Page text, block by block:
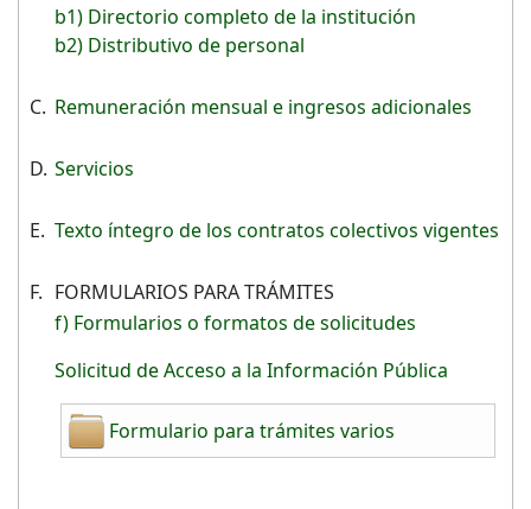
b1) Directorio completo de la institución
b2) Distributivo de personal
C. Remuneración mensual e ingresos adicionales
D. Servicios
E. Texto íntegro de los contratos colectivos vigentes
F. FORMULARIOS PARA TRÁMITES
f) Formularios o formatos de solicitudes
Solicitud de Acceso a la Información Pública
Formulario para trámites varios